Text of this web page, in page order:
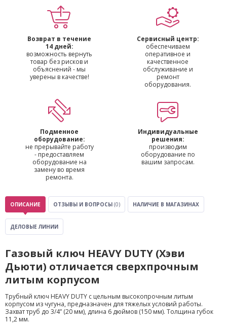
Возврат в течение
14 дней:
возможность вернуть
товар без рисков и
объяснений - мы
уверены в качестве!
Сервисный центр:
обеспечиваем
оперативное и
качественное
обслуживание и
ремонт
оборудования.
Подменное
оборудование:
не прерывайте работу
- предоставляем
оборудование на
замену во время
ремонта.
Индивидуальные
решения:
производим
оборудование по
вашим запросам.
ОПИСАНИЕ ОТЗЫВЫ И ВОПРОСЫ (0) НАЛИЧИЕ В МАГАЗИНАХ
ДЕЛОВЫЕ ЛИНИИ
Газовый ключ HEAVY DUTY (Хэви
Дьюти) отличается сверхпрочным
литым корпусом
Трубный ключ HEAVY DUTY с цельным высокопрочным литым
корпусом из чугуна, предназначен для тяжелых условий работы.
Захват труб до 3/4” (20 мм), длина 6 дюймов (150 мм). Толщина губок
11,2 мм.